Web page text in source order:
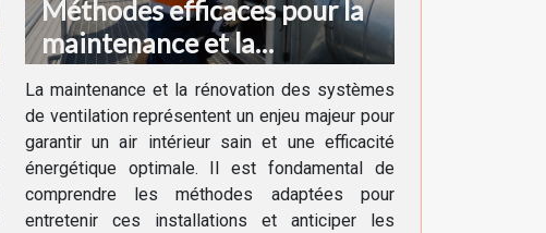
Méthodes efficaces pour la
maintenance et la
rénovation des systèmes de
ventilation
La maintenance et la rénovation des systèmes
de ventilation représentent un enjeu majeur pour
garantir un air intérieur sain et une efficacité
énergétique optimale. Il est fondamental de
comprendre les méthodes adaptées pour
entretenir ces installations et anticiper les